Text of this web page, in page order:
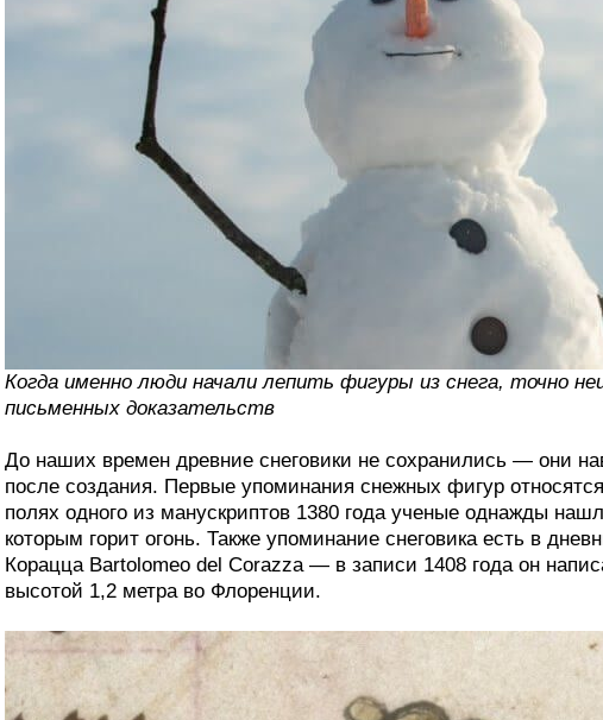
Когда именно люди начали лепить фигуры из снега, точно
письменных доказательств
До наших времен древние снеговики не сохранились — они
после создания. Первые упоминания снежных фигур
полях одного из манускриптов 1380 года ученые однажды
которым горит огонь. Также упоминание снеговика есть в
Корацца Bartolomeo del Corazza — в записи 1408 года он
высотой 1,2 метра во Флоренции.